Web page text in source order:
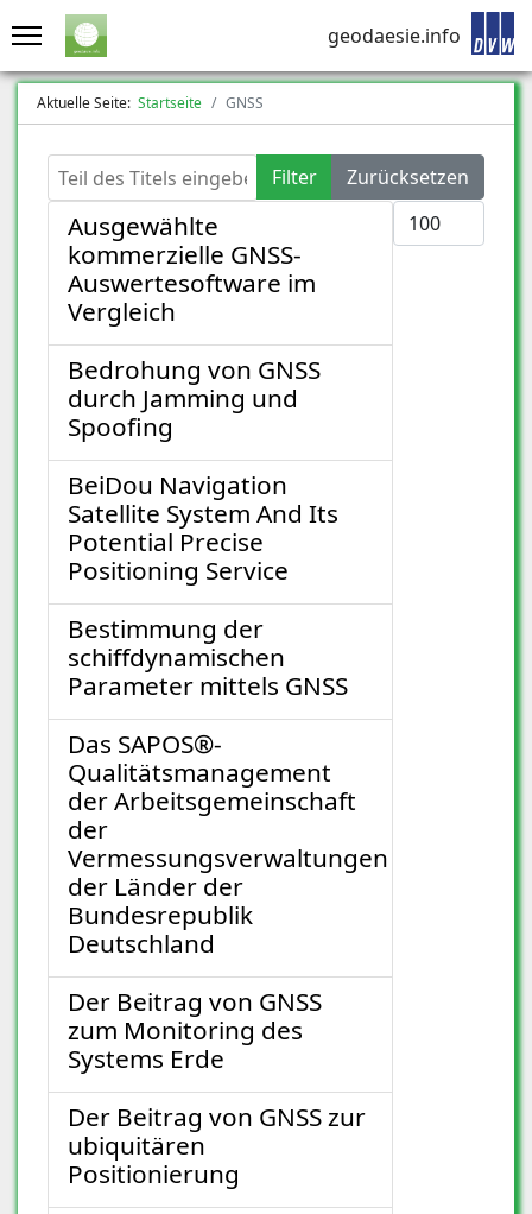
geodaesie.info
Aktuelle Seite: Startseite GNSS
Teil des Titels eingeben Filter
Zurücksetzen
Anzeige #
Ausgewählte
kommerzielle GNSS-
Auswertesoftware im
Vergleich
Bedrohung von GNSS
durch Jamming und
Spoofing
BeiDou Navigation
Satellite System And Its
Potential Precise
Positioning Service
Bestimmung der
schiffdynamischen
Parameter mittels GNSS
Das SAPOS®-
Qualitätsmanagement
der Arbeitsgemeinschaft
der
Vermessungsverwaltungen
der Länder der
Bundesrepublik
Deutschland
Der Beitrag von GNSS
zum Monitoring des
Systems Erde
Der Beitrag von GNSS zur
ubiquitären
Positionierung